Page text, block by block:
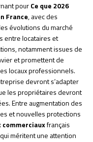
pourCe que 2026
France, avec des
évolutions du marché
entre locataires et
notamment issues de
et promettent de
locaux professionnels.
devront s’adapter
les propriétaires devront
Entre augmentation des
et nouvelles protections
commerciauxfrançais
méritent une attention